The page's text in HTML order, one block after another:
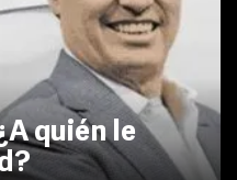
quién le